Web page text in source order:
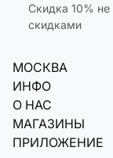
Скидка 10%
скидками
МОСКВА
ИНФО
О НАС
МАГАЗИНЫ
ПРИЛОЖЕНИЕ